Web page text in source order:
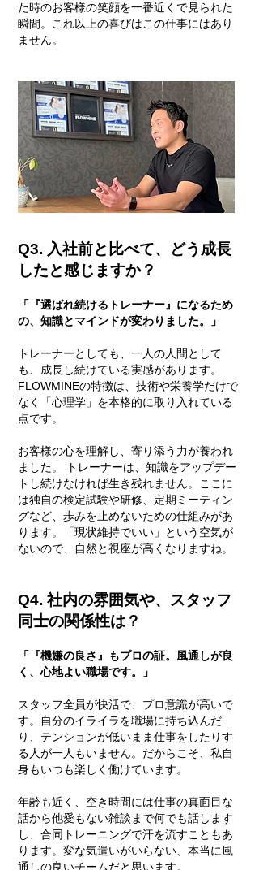
た時のお客様の笑顔を一番近くで見られた
瞬間。これ以上の喜びはこの仕事にはあり
ません。
Q3. 入社前と比べて、どう成長
したと感じますか？
「『選ばれ続けるトレーナー』になるため
の、知識とマインドが変わりました。」
トレーナーとしても、一人の人間として
も、成長し続けている実感があります。
FLOWMINEの特徴は、技術や栄養学だけで
なく「心理学」を本格的に取り入れている
点です。
お客様の心を理解し、寄り添う力が養われ
ました。 トレーナーは、知識をアップデー
トし続けなければ生き残れません。ここに
は独自の検定試験や研修、定期ミーティン
グなど、歩みを止めないための仕組みがあ
ります。「現状維持でいい」という空気が
ないので、自然と視座が高くなりますね。
Q4. 社内の雰囲気や、スタッフ
同士の関係性は？
「『機嫌の良さ』もプロの証。風通しが良
く、心地よい職場です。」
スタッフ全員が快活で、プロ意識が高いで
す。自分のイライラを職場に持ち込んだ
り、テンションが低いまま仕事をしたりす
る人が一人もいません。だからこそ、私自
身もいつも楽しく働けています。
年齢も近く、空き時間には仕事の真面目な
話から他愛もない雑談まで何でも話します
し、合同トレーニングで汗を流すこともあ
ります。変な気遣いがいらない、本当に風
通しの良いチームだと思います。